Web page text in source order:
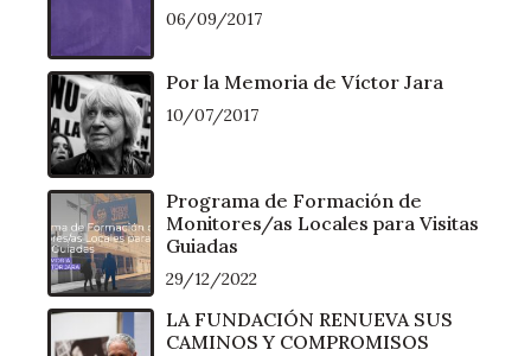
06/09/2017
Por la Memoria de Víctor Jara
10/07/2017
Programa de Formación de
Monitores/as Locales para Visitas
Guiadas
29/12/2022
LA FUNDACIÓN RENUEVA SUS
CAMINOS Y COMPROMISOS